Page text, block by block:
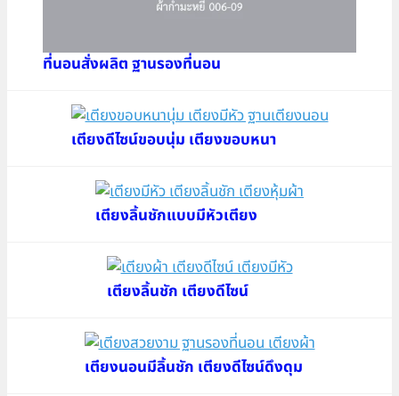
ที่นอนสั่งผลิต ฐานรองที่นอน
เตียงดีไซน์ขอบนุ่ม เตียงขอบหนา
เตียงลิ้นชักแบบมีหัวเตียง
เตียงลิ้นชัก เตียงดีไซน์
เตียงนอนมีลิ้นชัก เตียงดีไซน์ดึงดุม